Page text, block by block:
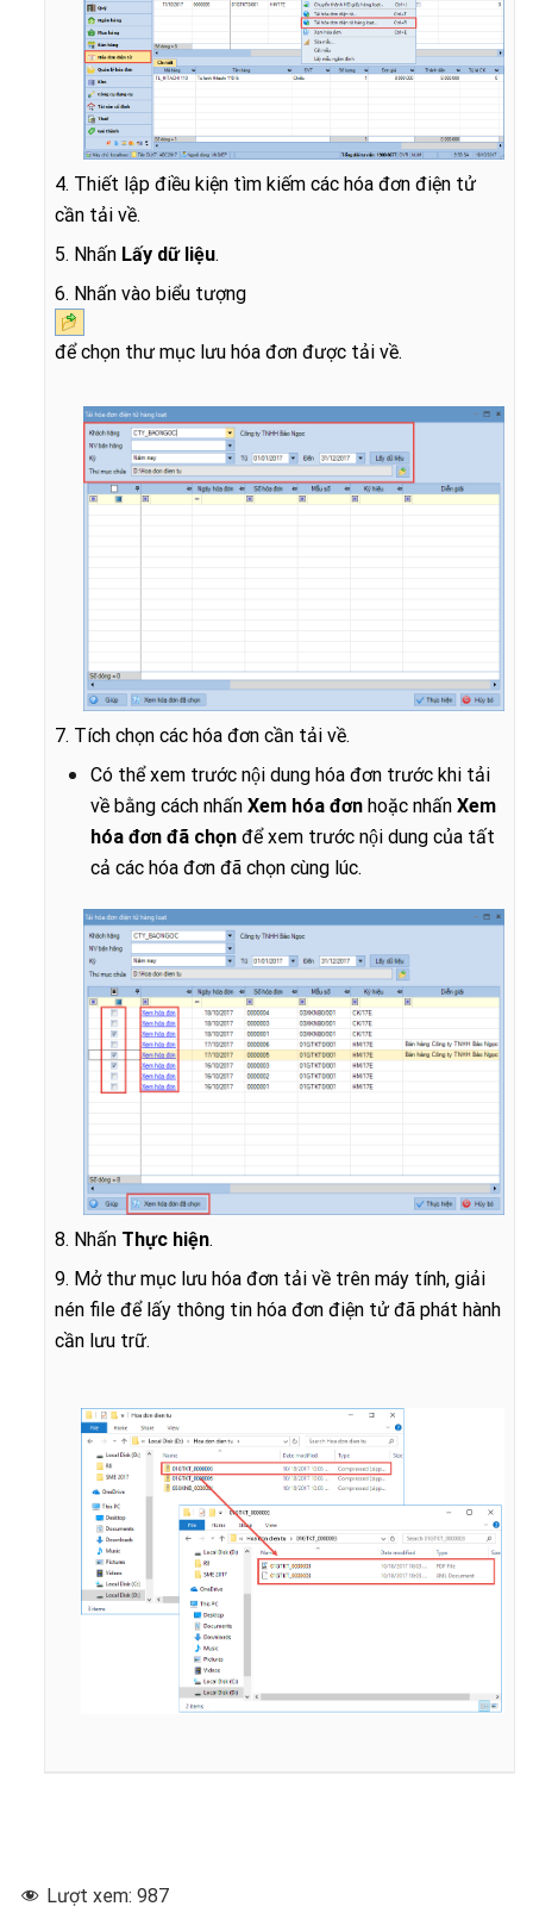
4. Thiết lập điều kiện tìm kiếm các hóa đơn điện tử
cần tải về.
5. Nhấn Lấy dữ liệu.
6. Nhấn vào biểu tượng
để chọn thư mục lưu hóa đơn được tải về.
7. Tích chọn các hóa đơn cần tải về.
Có thể xem trước nội dung hóa đơn trước khi tải
về bằng cách nhấn Xem hóa đơn hoặc nhấn Xem
hóa đơn đã chọn để xem trước nội dung của tất
cả các hóa đơn đã chọn cùng lúc.
8. Nhấn Thực hiện.
9. Mở thư mục lưu hóa đơn tải về trên máy tính, giải
nén file để lấy thông tin hóa đơn điện tử đã phát hành
cần lưu trữ.
Lượt xem: 987